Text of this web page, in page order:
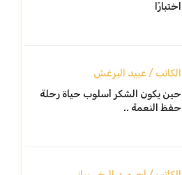
اختبارًا
الكاتب / عبيد البرغش
حين يكون الشكر أسلوب حياة رحلة
حفظ النعمة ..